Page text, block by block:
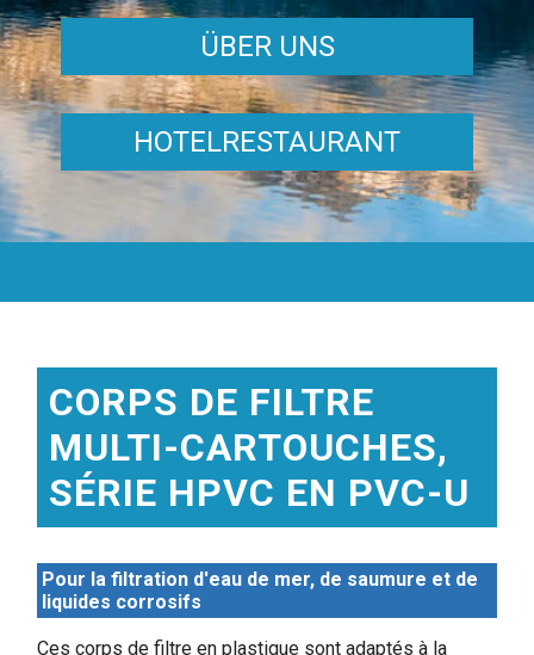
ÜBER UNS
HOTELRESTAURANT
CORPS DE FILTRE
MULTI-CARTOUCHES,
SÉRIE HPVC EN PVC-U
Pour la filtration d'eau de mer, de saumure et de
liquides corrosifs
Ces corps de filtre en plastique sont adaptés à la